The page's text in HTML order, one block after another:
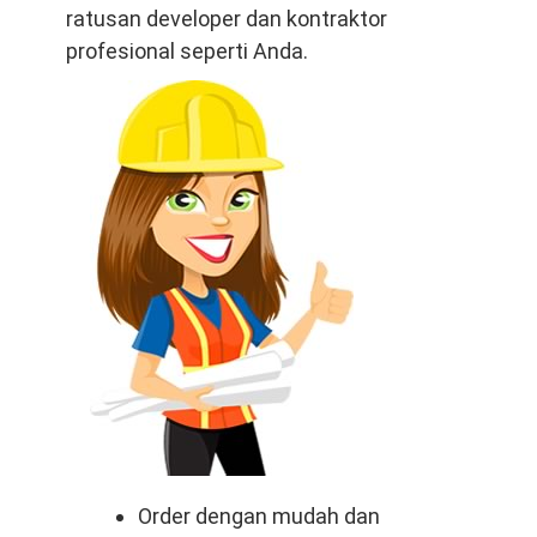
ratusan developer dan kontraktor
profesional seperti Anda.
Order dengan mudah dan